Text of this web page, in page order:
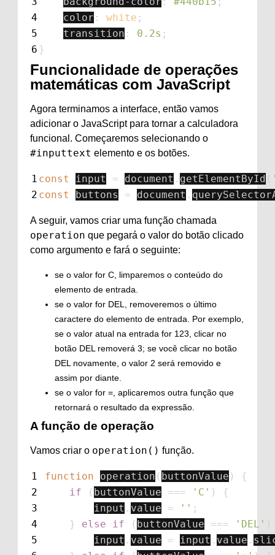
4
color : white ;
5
transition : 0.2s ;
6 }
Funcionalidade de operações
matemáticas com JavaScript
Agora terminamos a interface, então vamos
adicionar o JavaScript para tornar a calculadora
funcional. Começaremos selecionando o
#inputtext elemento e os botões.
1 const input = document . getElementById
2 const buttons = document .
A seguir, vamos criar uma função chamada
operation que pegará o valor do botão clicado
como argumento e fará o seguinte:
se o valor for C, limparemos o conteúdo do
elemento de entrada.
se o valor for DEL, removeremos o último
caractere do elemento de entrada. Por exemplo,
se o valor atual na entrada for 123, clicar no
botão DEL removerá 3; se você clicar no botão
DEL novamente, o valor 2 será removido e
assim por diante.
se o valor for =, aplicaremos outra função que
retornará o resultado da expressão.
A função de operação
Vamos criar o operation() função.
1 function operation ( buttonValue )
{
2
if ( buttonValue === ' C ' )
{
3
input . value = '' ;
4
} else if ( buttonValue === ' DEL '
5
input . value = input . value .